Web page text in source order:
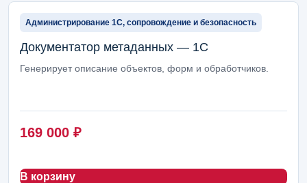
Администрирование 1С, сопровождение и безопасность
Документатор метаданных — 1С
Генерирует описание объектов, форм и обработчиков.
169 000 ₽
В корзину